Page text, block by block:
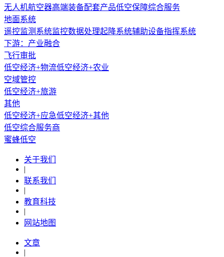
无人机航空器高端装备配套产品低空保障综合服务
地面系统
遥控监测 系统监控数据处理起降系统辅助设备指挥系统
‌下游：产业融合
飞行审批
低空经济+物流低空经济+农业
空域管控
低空经济+旅游
其他
低空经济+应急低空经济+其他
低空综合服务商
蜜蜂低空
关于我们
|
联系我们
|
教育科技
|
网站地图
文章
|